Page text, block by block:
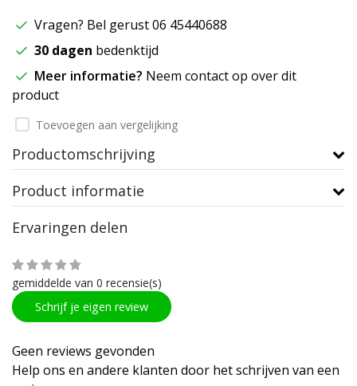
Vragen? Bel gerust 06 45440688
30 dagen bedenktijd
Meer informatie? Neem contact op over dit
product
Toevoegen aan vergelijking
Productomschrijving
Product informatie
Ervaringen delen
gemiddelde van 0 recensie(s)
Schrijf je eigen review
Geen reviews gevonden
Help ons en andere klanten door het schrijven van een